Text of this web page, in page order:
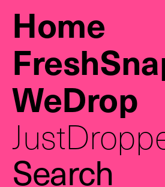
Home
WeDrop
Search